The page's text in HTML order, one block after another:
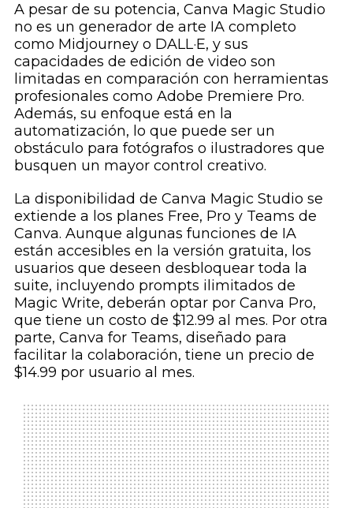
A pesar de su potencia, Canva Magic Studio
no es un generador de arte IA completo
como Midjourney o DALL·E, y sus
capacidades de edición de video son
limitadas en comparación con herramientas
profesionales como Adobe Premiere Pro.
Además, su enfoque está en la
automatización, lo que puede ser un
obstáculo para fotógrafos o ilustradores que
busquen un mayor control creativo.
La disponibilidad de Canva Magic Studio se
extiende a los planes Free, Pro y Teams de
Canva. Aunque algunas funciones de IA
están accesibles en la versión gratuita, los
usuarios que deseen desbloquear toda la
suite, incluyendo prompts ilimitados de
Magic Write, deberán optar por Canva Pro,
que tiene un costo de $12.99 al mes. Por otra
parte, Canva for Teams, diseñado para
facilitar la colaboración, tiene un precio de
$14.99 por usuario al mes.